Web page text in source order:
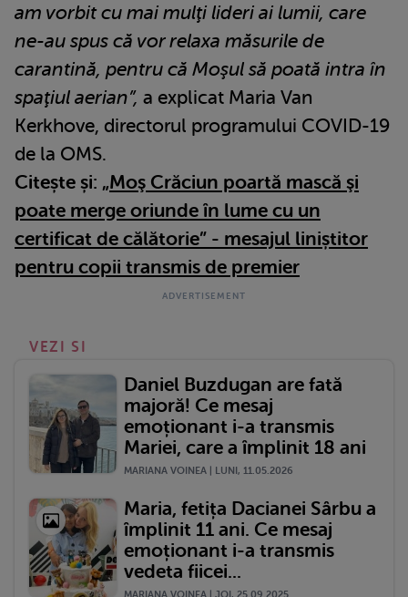
am vorbit cu mai mulţi lideri ai lumii, care
ne-au spus că vor relaxa măsurile de
carantină, pentru că Moşul să poată intra în
spaţiul aerian”, a explicat Maria Van
Kerkhove, directorul programului COVID-19
de la OMS.
Citește și: „Moş Crăciun poartă mască şi
poate merge oriunde în lume cu un
certificat de călătorie” - mesajul liniștitor
pentru copii transmis de premier
VEZI SI
Daniel Buzdugan are fată
majoră! Ce mesaj
emoționant i-a transmis
Mariei, care a împlinit 18 ani
MARIANA VOINEA | LUNI, 11.05.2026
Maria, fetița Dacianei Sârbu a
împlinit 11 ani. Ce mesaj
emoționant i-a transmis
vedeta fiicei...
MARIANA VOINEA | JOI, 25.09.2025